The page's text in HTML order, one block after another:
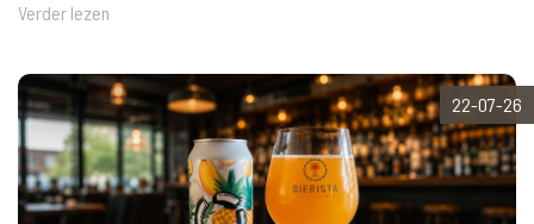
Verder lezen
22-07-26